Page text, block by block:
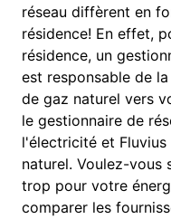
réseau diffèrent en
résidence! En effet,
résidence, un
est responsable de
de gaz naturel vers
le gestionnaire de
l'électricité et
naturel. Voulez-vous
trop pour votre
comparer les